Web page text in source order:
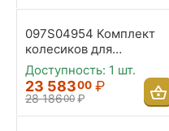
097S04954 Комплект
колесиков для
принтеров Xerox VL
C500/505/C600/605
Доступность: 1 шт.
23 58300 ₽
28 18600 ₽